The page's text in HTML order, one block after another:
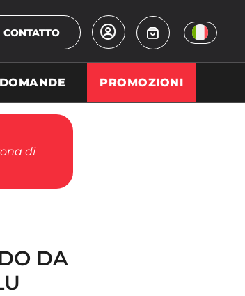
CONTATTO
DOMANDE PROMOZIONI
di
DA